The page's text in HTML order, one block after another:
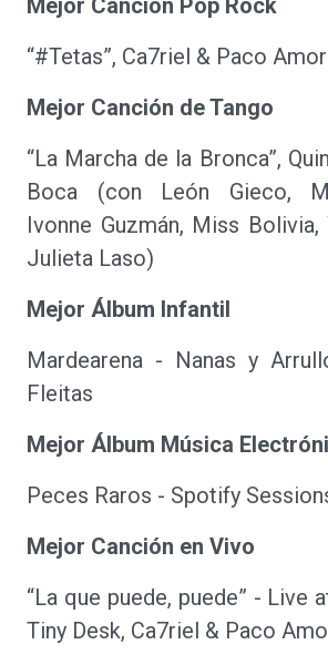
Mejor Canción Pop Rock
“#Tetas”, Ca7riel & Paco
Mejor Canción de Tango
“La Marcha de la Bronca”,
Boca (con León Gieco,
Ivonne Guzmán, Miss
Julieta Laso)
Mejor Álbum Infantil
Mardearena - Nanas y
Fleitas
Mejor Álbum Música
Peces Raros - Spotify
Mejor Canción en Vivo
“La que puede, puede” - Live
Tiny Desk, Ca7riel & Paco